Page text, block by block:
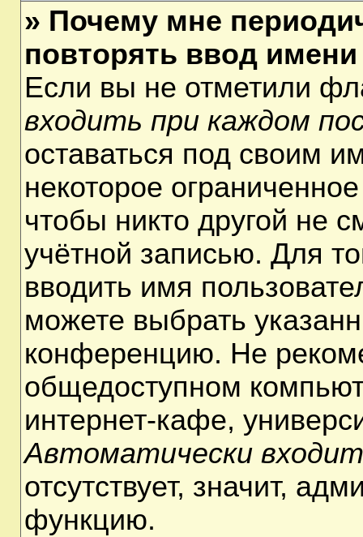
» Почему мне
повторять ввод
Если вы не отметили
входить при каждом
оставаться под своим
некоторое
чтобы никто другой не
учётной записью. Для
вводить имя
можете выбрать
конференцию. Не
общедоступном
интернет-кафе,
Автоматически
отсутствует, значит,
функцию.